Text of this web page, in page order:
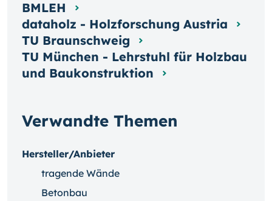
Verwandte Themen
Hersteller/Anbieter
tragende Wände
Betonbau
BMLEH
dataholz - Holzforschung Austria
TU Braunschweig
TU München - Lehrstuhl für Holzbau
und Baukonstruktion